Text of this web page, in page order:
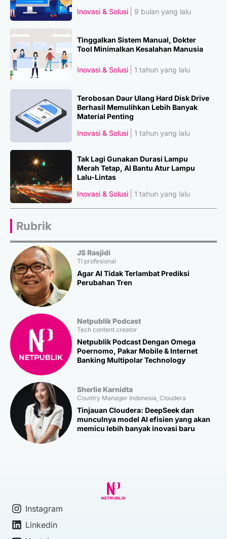
Inovasi & Solusi
9 bulan yang lalu
Tinggalkan Sistem Manual, Dokter
Tool Minimalkan Kesalahan Manusia
Inovasi & Solusi 1 tahun yang lalu
Terobosan Daur Ulang Hard Disk Drive
Berhasil Memulihkan Lebih Banyak
Material Penting
Inovasi & Solusi
1 tahun yang lalu
Tak Lagi Gunakan Durasi Lampu
Merah Tetap, AI Bantu Atur Lampu
Lalu-Lintas
Inovasi & Solusi
1 tahun yang lalu
Rubrik
JS Rasjidi
TI profesional
Agar AI Tidak Terlambat Prediksi
Perubahan Tren
Netpublik Podcast
Tech content creator
Netpublik Podcast Dengan Omega
Poernomo, Pakar Mobile & Internet
Banking Multipolar Technology
Sherlie Karnidta
Country Manager Indonesia, Cloudera
Tinjauan Cloudera: DeepSeek dan
munculnya model AI efisien yang akan
memicu lebih banyak inovasi baru
Instagram
Linkedin